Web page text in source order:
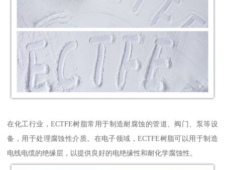
在化工行业，ECTFE树脂常用于制造耐腐蚀的管道、阀门、泵等设
备，用于处理腐蚀性介质。在电子领域，ECTFE树脂可以用于制造
电线电缆的绝缘层，以提供良好的电绝缘性和耐化学腐蚀性。